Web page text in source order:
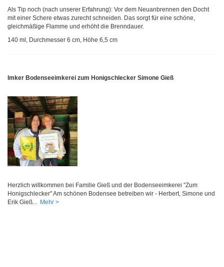
Als Tip noch (nach unserer Erfahrung): Vor dem Neuanbrennen den Docht
mit einer Schere etwas zurecht schneiden. Das sorgt für eine schöne,
gleichmäßige Flamme und erhöht die Brenndauer.
140 ml, Durchmesser 6 cm, Höhe 6,5 cm
Imker Bodenseeimkerei zum Honigschlecker Simone Gieß
Herzlich willkommen bei Familie Gieß und der Bodenseeimkerei "Zum
Honigschlecker" Am schönen Bodensee betreiben wir - Herbert, Simone und
Erik Gieß... Mehr >